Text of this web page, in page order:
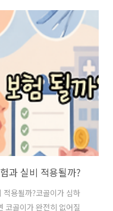
볼 때 둘은 어떤 차이가
마나 큰지가 아닙니다 코
아닙니다코골이는 잠자
조직이 떨려 소리가 발생
안 호흡이 반복적으로
과 실비 적용될까?
적용될까?코골이가 심하
코골이가 완전히 없어질